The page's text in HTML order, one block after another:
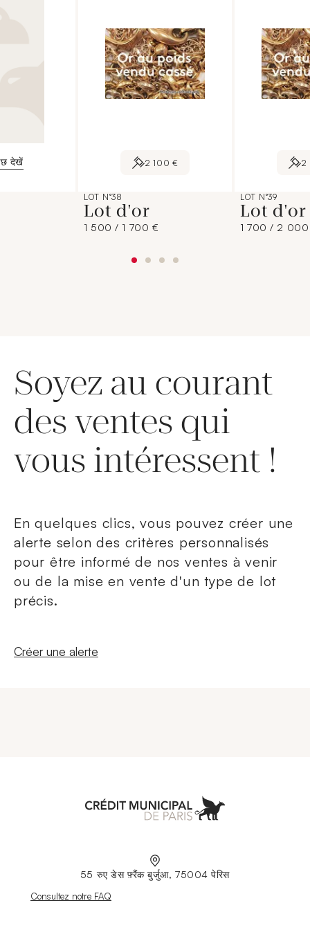
देखें 2 100 €
LOT N°38
Lot d'or
1 500 / 1 700 €
2
LOT N°39
Lot d'or
1 700 / 2
Soyez au courant
des ventes qui
vous intéressent !
En quelques clics, vous pouvez créer une
alerte selon des critères personnalisés
pour être informé de nos ventes à venir
ou de la mise en vente d'un type de lot
précis.
Nouvelle fenêtre
Créer une alerte
55 रुए डेस फ़्रैंक बुर्जुआ, 75004 पेरिस
Nouvelle fenêtre
Consultez notre FAQ